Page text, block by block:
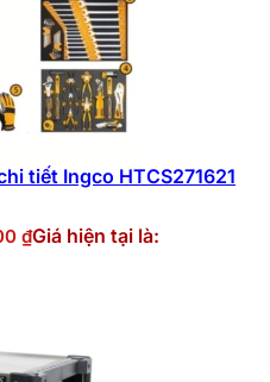
tiết Ingco HTCS271621
₫Giá hiện tại là: